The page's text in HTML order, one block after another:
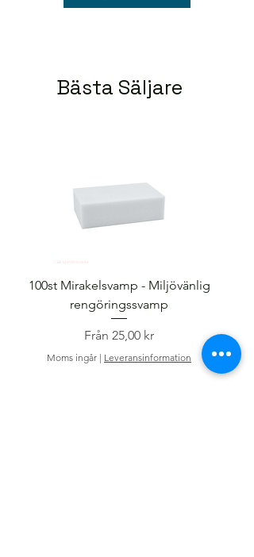
Bästa Säljare
100st Mirakelsvamp - Miljövänlig
rengöringssvamp
Från 25,00 kr
Reapris
Moms ingår | Leveransinformation